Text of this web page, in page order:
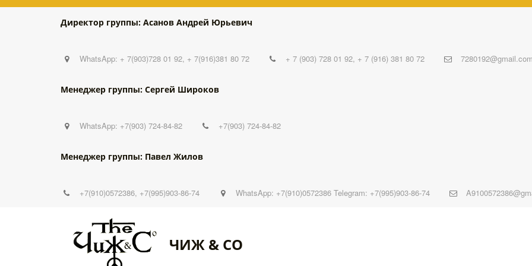
Директор группы: Асанов Андрей Юрьевич
WhatsApp: + 7(903)728 01 92, + 7(916)381 80 72 + 7 (903) 728 01 92, + 7 (916) 381 80 72 7280192@gmail.com
Менеджер группы: Сергей Широков
WhatsApp: +7(903) 724-84-82 +7(903) 724-84-82
Менеджер группы: Павел Жилов
+7(910)0572386, +7(995)903-86-74 WhatsApp: +7(910)0572386 Telegram: +7(995)903-86-74
ЧИЖ & CO